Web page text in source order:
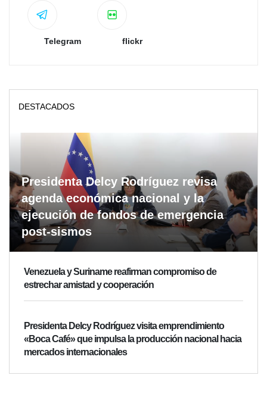
Telegram flickr
DESTACADOS
Presidenta Delcy Rodríguez revisa
agenda económica nacional y la
ejecución de fondos de emergencia
post-sismos
Venezuela y Suriname reafirman compromiso de
estrechar amistad y cooperación
Presidenta Delcy Rodríguez visita emprendimiento
«Boca Café» que impulsa la producción nacional hacia
mercados internacionales